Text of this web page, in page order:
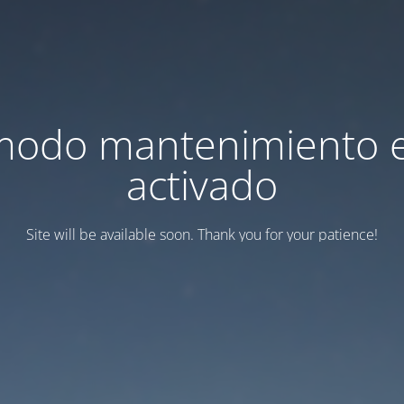
mantenimiento
activado
Site will be available soon. Thank you for your patience!